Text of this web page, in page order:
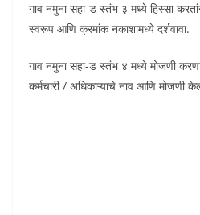
गाव नमुना सहा-ड स्तंभ ३ मध्ये हिस्सा
स्वरूप आणि क्रमांक नकाशामध्ये दर्शवावा.
गाव नमुना सहा-ड स्तंभ ४ मध्ये मोजणी
कर्मचारी / अधिकाऱ्याचे नाव आणि मोजणी